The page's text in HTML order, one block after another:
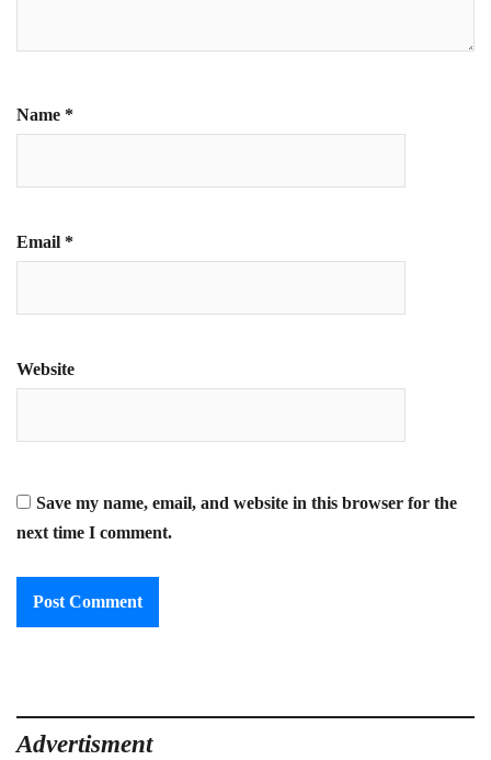
Name *
Email *
Website
Save my name, email, and website in this browser for the
next time I comment.
Advertisment